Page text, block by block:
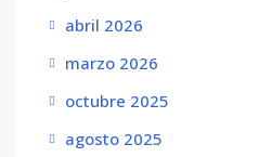
abril 2026
marzo 2026
octubre 2025
agosto 2025